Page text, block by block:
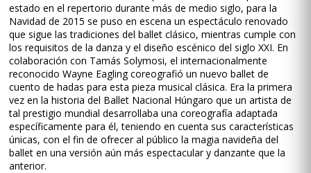
estado en el repertorio durante más de medio siglo, para la
Navidad de 2015 se puso en escena un espectáculo renovado
que sigue las tradiciones del ballet clásico, mientras cumple con
los requisitos de la danza y el diseño escénico del siglo XXI. En
colaboración con Tamás Solymosi, el internacionalmente
reconocido Wayne Eagling coreografió un nuevo ballet de
cuento de hadas para esta pieza musical clásica. Era la primera
vez en la historia del Ballet Nacional Húngaro que un artista de
tal prestigio mundial desarrollaba una coreografía adaptada
específicamente para él, teniendo en cuenta sus características
únicas, con el fin de ofrecer al público la magia navideña del
ballet en una versión aún más espectacular y danzante que la
anterior.